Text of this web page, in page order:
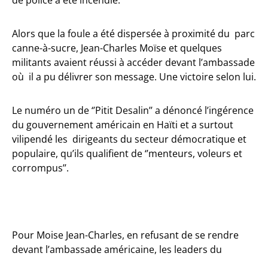
Alors que la foule a été dispersée à proximité du parc
canne-à-sucre, Jean-Charles Moïse et quelques
militants avaient réussi à accéder devant l’ambassade
où il a pu délivrer son message. Une victoire selon lui.
Le numéro un de ‘’Pitit Desalin’’ a dénoncé l’ingérence
du gouvernement américain en Haïti et a surtout
vilipendé les dirigeants du secteur démocratique et
populaire, qu’ils qualifient de ‘’menteurs, voleurs et
corrompus’’.
Pour Moise Jean-Charles, en refusant de se rendre
devant l’ambassade américaine, les leaders du